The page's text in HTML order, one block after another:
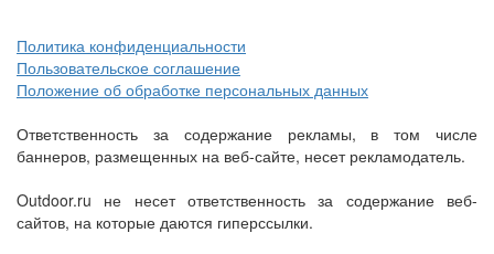
Политика конфиденциальности
Пользовательское соглашение
Положение об обработке персональных данных
Ответственность за содержание рекламы, в том числе
баннеров, размещенных на веб-сайте, несет рекламодатель.
Outdoor.ru не несет ответственность за содержание веб-
сайтов, на которые даются гиперссылки.